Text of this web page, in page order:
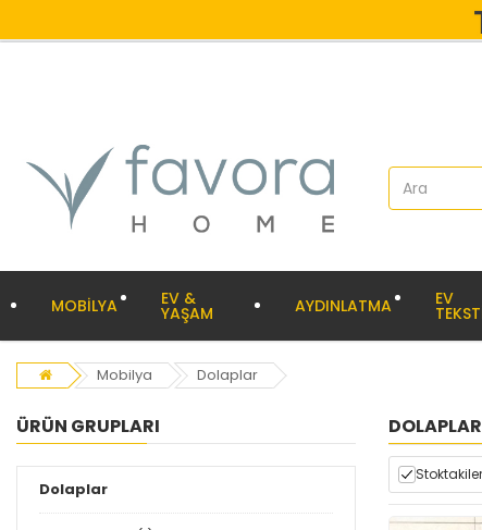
MOBİLYA EV &
YAŞAM AYDINLATMA EV
Mobilya Dolaplar
ÜRÜN GRUPLARI
Dolaplar
DOLAPLAR
Stoktakiler